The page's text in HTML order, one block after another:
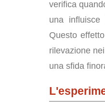
verifica
una influisce
Questo
rilevazione
una sfida